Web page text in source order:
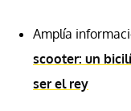
Amplía
scooter: un
ser el rey